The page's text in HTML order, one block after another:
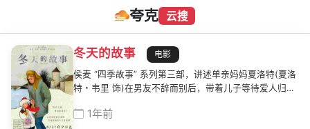
夸克 云搜
冬天的故事
电影
侯麦 “四季故事” 系列第三部，讲述单亲妈妈夏洛特(夏洛
特・韦里 饰)在男友不辞而别后，带着儿子等待爱人归
终坚信与男友的 “约定”。影片以清淡叙事探讨爱情中的宿
1年前